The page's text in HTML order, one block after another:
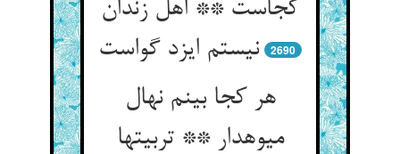
کجاست ** اهل زندان
نیستم ایزد گواست‏
2690
هر کجا بینم نهال
میوه‏دار ** تربیتها